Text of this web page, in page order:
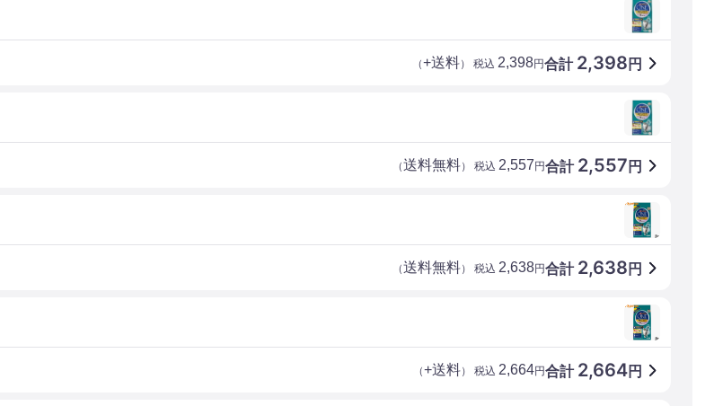
合計 2,398 円
（+送料） 税込 2,398円
合計 2,557 円
（送料無料） 税込 2,557円
合計 2,638 円
（送料無料） 税込 2,638円
合計 2,664円
（+送料） 税込 2,664円